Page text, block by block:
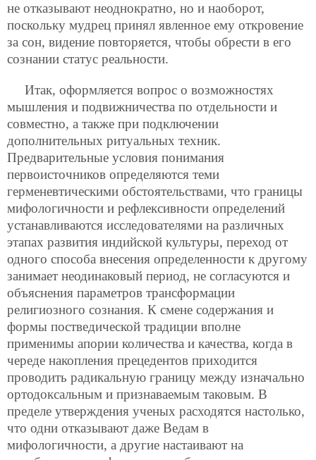
не отказывают неоднократно, но и наоборот,
поскольку мудрец принял явленное ему откровение
за сон, видение повторяется, чтобы обрести в его
сознании статус реальности.
Итак, оформляется вопрос о возможностях
мышления и подвижничества по отдельности и
совместно, а также при подключении
дополнительных ритуальных техник.
Предварительные условия понимания
первоисточников определяются теми
герменевтическими обстоятельствами, что границы
мифологичности и рефлексивности определений
устанавливаются исследователями на различных
этапах развития индийской культуры, переход от
одного способа внесения определенности к другому
занимает неодинаковый период, не согласуются и
объяснения параметров трансформации
религиозного сознания. К смене содержания и
формы постведической традиции вполне
применимы апории количества и качества, когда в
череде накопления прецедентов приходится
проводить радикальную границу между изначально
ортодоксальным и признаваемым таковым. В
пределе утверждения ученых расходятся настолько,
что одни отказывают даже Ведам в
мифологичности, а другие настаивают на